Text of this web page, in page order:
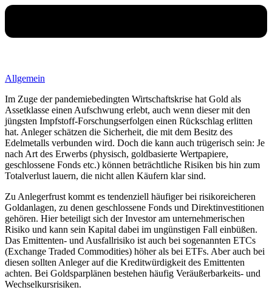
Allgemein
Im Zuge der pandemiebedingten Wirtschaftskrise hat Gold als
Assetklasse einen Aufschwung erlebt, auch wenn dieser mit den
jüngsten Impfstoff-Forschungserfolgen einen Rückschlag erlitten
hat. Anleger schätzen die Sicherheit, die mit dem Besitz des
Edelmetalls verbunden wird. Doch die kann auch trügerisch sein: Je
nach Art des Erwerbs (physisch, goldbasierte Wertpapiere,
geschlossene Fonds etc.) können beträchtliche Risiken bis hin zum
Totalverlust lauern, die nicht allen Käufern klar sind.
Zu Anlegerfrust kommt es tendenziell häufiger bei risikoreicheren
Goldanlagen, zu denen geschlossene Fonds und Direktinvestitionen
gehören. Hier beteiligt sich der Investor am unternehmerischen
Risiko und kann sein Kapital dabei im ungünstigen Fall einbüßen.
Das Emittenten- und Ausfallrisiko ist auch bei sogenannten ETCs
(Exchange Traded Commodities) höher als bei ETFs. Aber auch bei
diesen sollten Anleger auf die Kreditwürdigkeit des Emittenten
achten. Bei Goldsparplänen bestehen häufig Veräußerbarkeits- und
Wechselkursrisiken.